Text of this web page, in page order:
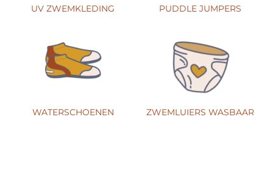
UV ZWEMKLEDING PUDDLE JUMPERS
WATERSCHOENEN ZWEMLUIERS WASBAAR